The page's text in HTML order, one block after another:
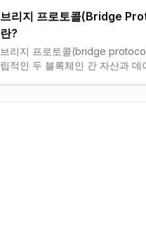
브리지 프로토콜(Bridge
란?
브리지 프로토콜(bridge
립적인 두 블록체인 간 자산과 데